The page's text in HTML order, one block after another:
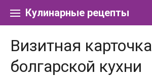
Кулинарные рецепты
Визитная карточка
болгарской кухни